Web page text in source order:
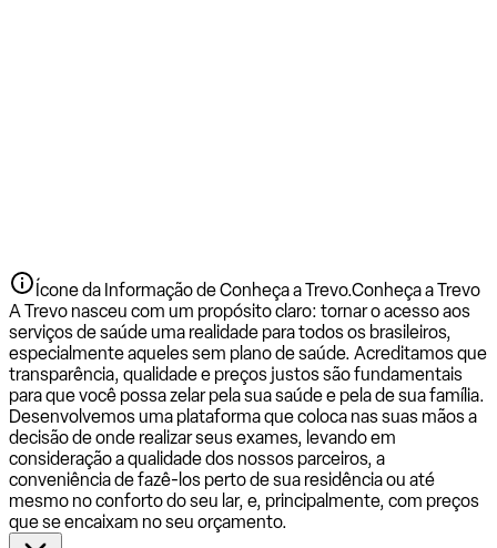
Ícone da Informação de Conheça a Trevo.Conheça a Trevo
A Trevo nasceu com um propósito claro: tornar o acesso aos
serviços de saúde uma realidade para todos os brasileiros,
especialmente aqueles sem plano de saúde. Acreditamos que
transparência, qualidade e preços justos são fundamentais
para que você possa zelar pela sua saúde e pela de sua família.
Desenvolvemos uma plataforma que coloca nas suas mãos a
decisão de onde realizar seus exames, levando em
consideração a qualidade dos nossos parceiros, a
conveniência de fazê-los perto de sua residência ou até
mesmo no conforto do seu lar, e, principalmente, com preços
que se encaixam no seu orçamento.